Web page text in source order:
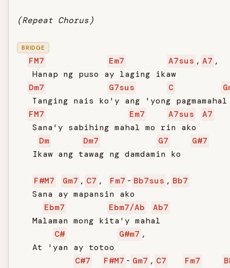
(Repeat Chorus)
BRIDGE
FM7 Em7 A7sus , A7 ,
   Hanap ng puso ay laging ikaw
Dm7
G7sus C
   Tanging nais ko'y ang 'yong pagmamahal
FM7
Em7 A7sus
A7
   Sana'y sabihing mahal mo rin ako
Dm
Dm7 G7
G#7
   Ikaw ang tawag ng damdamin ko
F#M7 Gm7 , C7 , Fm7 - Bb7sus , Bb7
   Sana ay mapansin ako
Ebm7
Ebm7/Ab
Ab7
   Malaman mong kita'y mahal
C#
G#m7 ,
   At 'yan ay totoo
C#7
F#M7 - Gm7 , C7 Fm7